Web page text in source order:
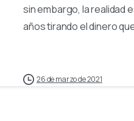
sin embargo, la realidad
años tirando el dinero
26 de marzo de 2021